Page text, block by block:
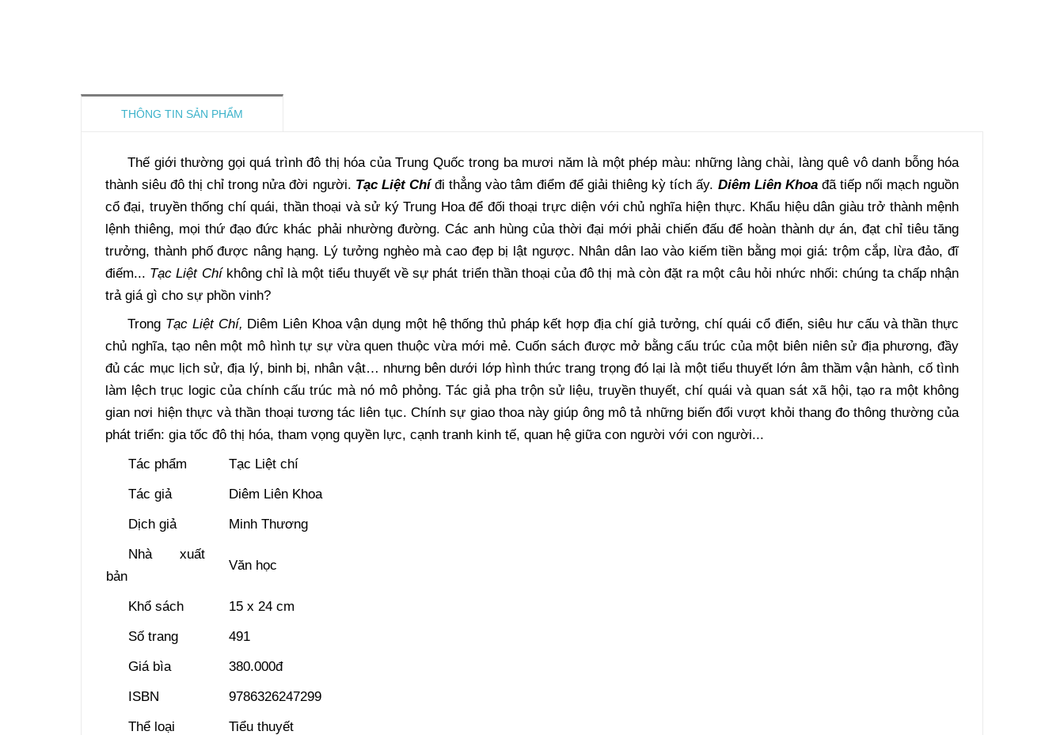
THÔNG TIN SẢN PHẨM
Thế giới thường gọi quá trình đô thị hóa của Trung Quốc trong ba mươi năm là một phép màu: những làng chài, làng quê vô danh bỗng hóa
thành siêu đô thị chỉ trong nửa đời người. Tạc Liệt Chíđi thẳng vào tâm điểm để giải thiêng kỳ tích ấy. Diêm Liên Khoađã tiếp nối mạch nguồn
cổ đại, truyền thống chí quái, thần thoại và sử ký Trung Hoa để đối thoại trực diện với chủ nghĩa hiện thực. Khẩu hiệu dân giàu trở thành mệnh
lệnh thiêng, mọi thứ đạo đức khác phải nhường đường. Các anh hùng của thời đại mới phải chiến đấu để hoàn thành dự án, đạt chỉ tiêu tăng
trưởng, thành phố được nâng hạng. Lý tưởng nghèo mà cao đẹp bị lật ngược. Nhân dân lao vào kiếm tiền bằng mọi giá: trộm cắp, lừa đảo, đĩ
điếm... Tạc Liệt Chíkhông chỉ là một tiểu thuyết về sự phát triển thần thoại của đô thị mà còn đặt ra một câu hỏi nhức nhối: chúng ta chấp nhận
trả giá gì cho sự phồn vinh?
Trong Tạc Liệt Chí, Diêm Liên Khoa vận dụng một hệ thống thủ pháp kết hợp địa chí giả tưởng, chí quái cổ điển, siêu hư cấu và thần thực
chủ nghĩa, tạo nên một mô hình tự sự vừa quen thuộc vừa mới mẻ. Cuốn sách được mở bằng cấu trúc của một biên niên sử địa phương, đầy
đủ các mục lịch sử, địa lý, binh bị, nhân vật… nhưng bên dưới lớp hình thức trang trọng đó lại là một tiểu thuyết lớn âm thầm vận hành, cố tình
làm lệch trục logic của chính cấu trúc mà nó mô phỏng. Tác giả pha trộn sử liệu, truyền thuyết, chí quái và quan sát xã hội, tạo ra một không
gian nơi hiện thực và thần thoại tương tác liên tục. Chính sự giao thoa này giúp ông mô tả những biến đổi vượt khỏi thang đo thông thường của
phát triển: gia tốc đô thị hóa, tham vọng quyền lực, cạnh tranh kinh tế, quan hệ giữa con người với con người...
Tác phẩm
Tạc Liệt chí
Tác giả
Diêm Liên Khoa
Dịch giả
Minh Thương
Nhà xuất
bản
Văn học
Khổ sách
15 x 24 cm
Số trang
491
Giá bìa
380.000đ
ISBN
9786326247299
Thể loại
Tiểu thuyết